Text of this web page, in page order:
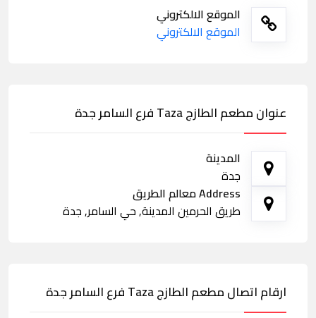
الموقع الالكتروني
الموقع الالكتروني
عنوان مطعم الطازج Taza فرع السامر جدة
المدينة
جدة
Address معالم الطريق
طريق الحرمين المدينة, حي السامر, جدة
ارقام اتصال مطعم الطازج Taza فرع السامر جدة